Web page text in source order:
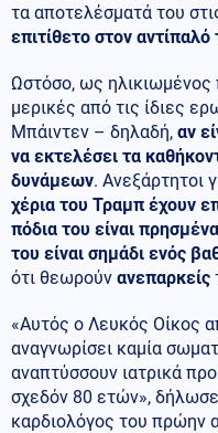
τα αποτελέσματά του
επιτίθετο στον
Ωστόσο, ως
μερικές από τις ίδιες
Μπάιντεν – δηλαδή, αν
να εκτελέσει τα
δυνάμεων. Ανεξάρτητοι
χέρια του Τραμπ έχουν
πόδια του είναι
του είναι σημάδι ενός
ότι θεωρούν ανεπαρκείς
«Αυτός ο Λευκός Οίκος
αναγνωρίσει καμία
αναπτύσσουν ιατρικά
σχεδόν 80 ετών»,
καρδιολόγος του πρώην